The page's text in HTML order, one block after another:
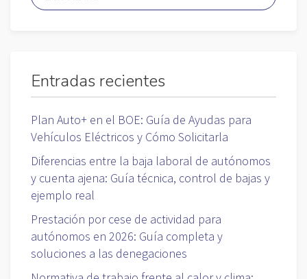
Entradas recientes
Plan Auto+ en el BOE: Guía de Ayudas para
Vehículos Eléctricos y Cómo Solicitarla
Diferencias entre la baja laboral de autónomos
y cuenta ajena: Guía técnica, control de bajas y
ejemplo real
Prestación por cese de actividad para
autónomos en 2026: Guía completa y
soluciones a las denegaciones